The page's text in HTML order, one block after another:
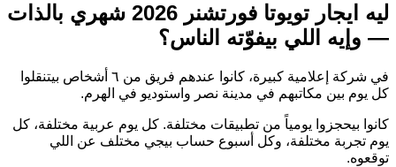
ليه ايجار تويوتا فورتشنر 2026 شهري بالذات
— وإيه اللي بيفوّته الناس؟
في شركة إعلامية كبيرة، كانوا عندهم فريق من ٦ أشخاص بيتنقلوا
كل يوم بين مكاتبهم في مدينة نصر واستوديو في الهرم.
كانوا بيحجزوا يومياً من تطبيقات مختلفة. كل يوم عربية مختلفة، كل
يوم تجربة مختلفة، وكل أسبوع حساب بيجي مختلف عن اللي
توقعوه.